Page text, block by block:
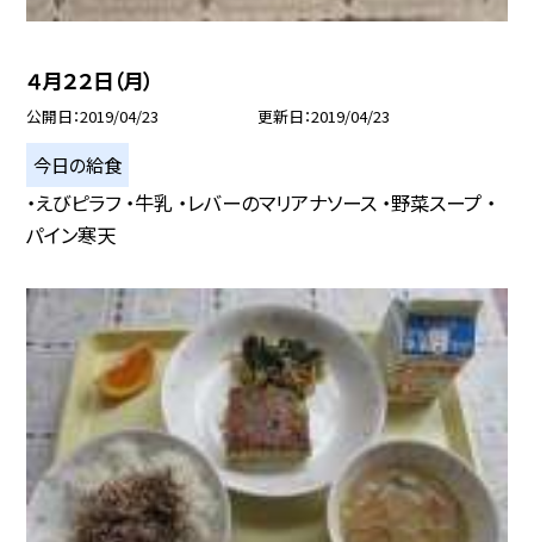
４月２２日（月）
公開日 2019/04/23 更新日 2019/04/23
今日の給食
・えびピラフ ・牛乳 ・レバーのマリアナソース ・野菜スープ ・
パイン寒天